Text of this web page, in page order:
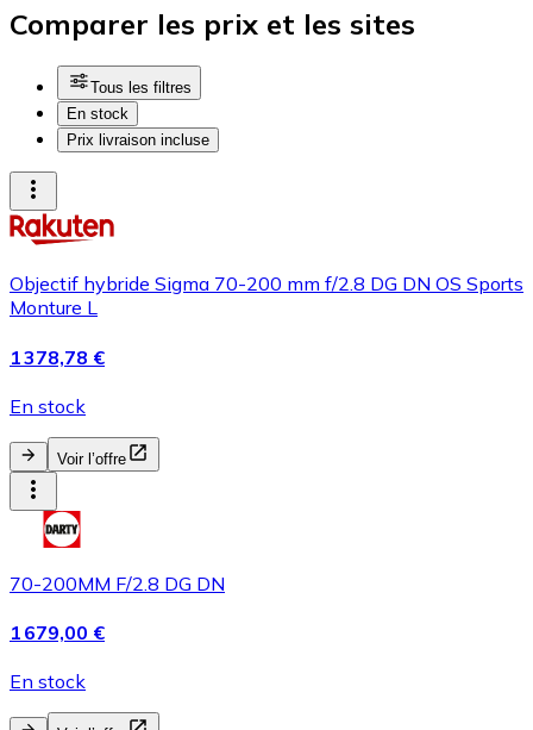
Comparer les prix et les sites
Tous les filtres
En stock
Prix livraison incluse
Objectif hybride Sigma 70-200 mm f/2.8 DG DN OS Sports
Monture L
1 378,78 €
En stock
Voir l’offre
70-200MM F/2.8 DG DN
1 679,00 €
En stock